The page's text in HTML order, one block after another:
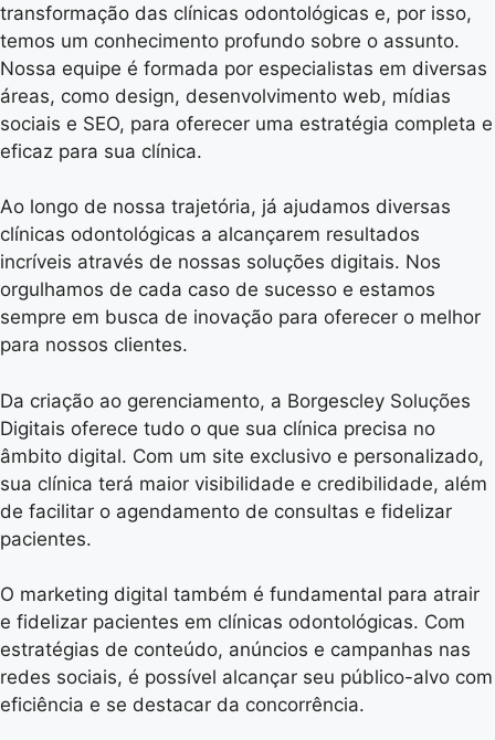
transformação das clínicas odontológicas e, por isso,
temos um conhecimento profundo sobre o assunto.
Nossa equipe é formada por especialistas em diversas
áreas, como design, desenvolvimento web, mídias
sociais e SEO, para oferecer uma estratégia completa e
eficaz para sua clínica.
Ao longo de nossa trajetória, já ajudamos diversas
clínicas odontológicas a alcançarem resultados
incríveis através de nossas soluções digitais. Nos
orgulhamos de cada caso de sucesso e estamos
sempre em busca de inovação para oferecer o melhor
para nossos clientes.
Da criação ao gerenciamento, a Borgescley Soluções
Digitais oferece tudo o que sua clínica precisa no
âmbito digital. Com um site exclusivo e personalizado,
sua clínica terá maior visibilidade e credibilidade, além
de facilitar o agendamento de consultas e fidelizar
pacientes.
O marketing digital também é fundamental para atrair
e fidelizar pacientes em clínicas odontológicas. Com
estratégias de conteúdo, anúncios e campanhas nas
redes sociais, é possível alcançar seu público-alvo com
eficiência e se destacar da concorrência.